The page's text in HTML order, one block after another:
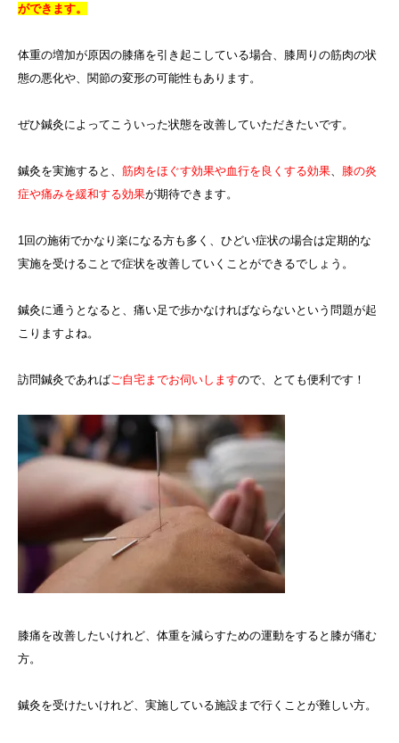
ができます。
体重の増加が原因の膝痛を引き起こしている場合、膝周りの筋肉の状
態の悪化や、関節の変形の可能性もあります。
ぜひ鍼灸によってこういった状態を改善していただきたいです。
鍼灸を実施すると、 筋肉をほぐす効果や血行を良くする効果
膝の炎
症や痛みを緩和する効果が期待できます。
1回の施術でかなり楽になる方も多く、ひどい症状の場合は定期的な
実施を受けることで症状を改善していくことができるでしょう。
鍼灸に通うとなると、痛い足で歩かなければならないという問題が起
こりますよね。
訪問鍼灸であれば ご自宅までお伺いしますので、とても便利です！
膝痛を改善したいけれど、体重を減らすための運動をすると膝が痛む
方。
鍼灸を受けたいけれど、実施している施設まで行くことが難しい方。